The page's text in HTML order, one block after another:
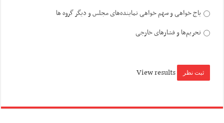
باج خواهی و سهم خواهی نماینده‌های مجلس و دیگر گروه ها
تحریم‌ها و فشارهای خارجی
View results